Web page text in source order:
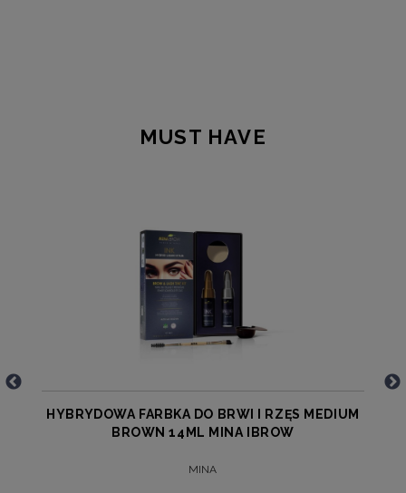
MUST HAVE
HYBRYDOWA FARBKA DO BRWI I RZĘS MEDIUM
BROWN 14ML MINA IBROW
MINA